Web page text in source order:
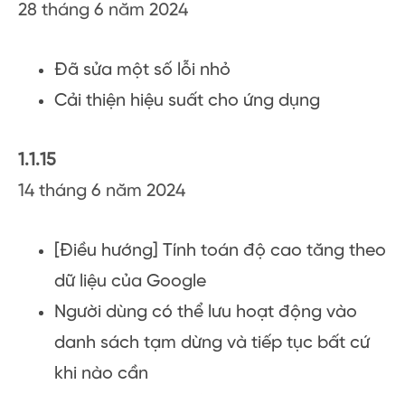
28 tháng 6 năm 2024
Đã sửa một số lỗi nhỏ
Cải thiện hiệu suất cho ứng dụng
1.1.15
14 tháng 6 năm 2024
[Điều hướng] Tính toán độ cao tăng theo
dữ liệu của Google
Người dùng có thể lưu hoạt động vào
danh sách tạm dừng và tiếp tục bất cứ
khi nào cần